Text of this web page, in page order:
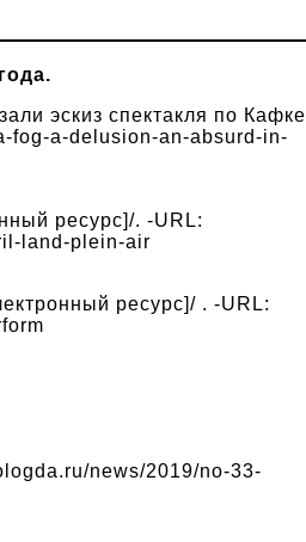
эскиз спектакля по Кафке
fog-a-delusion-an-absurd-in-
ресурс]/. -URL:
land-plein-air
ресурс]/ . -URL:
news/2019/no-33-